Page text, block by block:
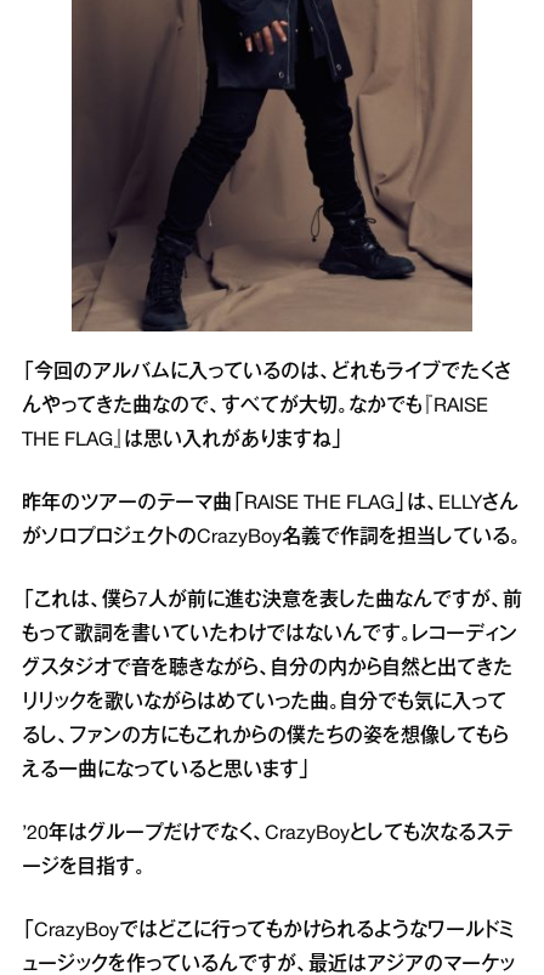
「今回のアルバムに入っているのは、どれもライブでたくさ
んやってきた曲なので、すべてが大切。なかでも『RAISE
THE FLAG』は思い入れがありますね」
昨年のツアーのテーマ曲「RAISE THE FLAG」は、ELLYさん
がソロプロジェクトのCrazyBoy名義で作詞を担当している。
「これは、僕ら7人が前に進む決意を表した曲なんですが、前
もって歌詞を書いていたわけではないんです。レコーディン
グスタジオで音を聴きながら、自分の内から自然と出てきた
リリックを歌いながらはめていった曲。自分でも気に入って
るし、ファンの方にもこれからの僕たちの姿を想像してもら
える一曲になっていると思います」
’20年はグループだけでなく、CrazyBoyとしても次なるステ
ージを目指す。
「CrazyBoyではどこに行ってもかけられるようなワールドミ
ュージックを作っているんですが、最近はアジアのマーケッ